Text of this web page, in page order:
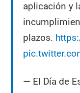
aplicación y
plazos.
— El Día de